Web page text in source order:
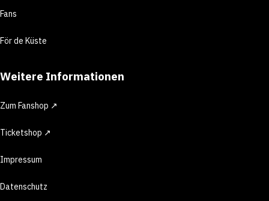
Fans
För de Küste
Weitere Informationen
Zum Fanshop ↗
Ticketshop ↗
Impressum
Datenschutz